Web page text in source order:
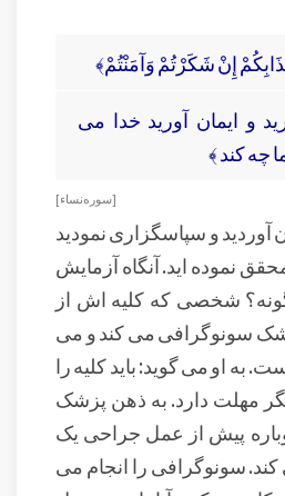
إِنْ شَكَرْتُمْ وَآمَنْتُمْ﴾
و ايمان آوريد خدا مى‏
چه كند ﴾
[ سوره نساء ]
آوردید و سپاسگزاری نمودید
نموده اید. آنگاه آزمایش
شخصی که کلیه اش از
سونوگرافی می کند و می
به او می گوید: باید کلیه را
مهلت دارد. به ذهن پزشک
پیش از عمل جراحی یک
سونوگرافی را انجام می